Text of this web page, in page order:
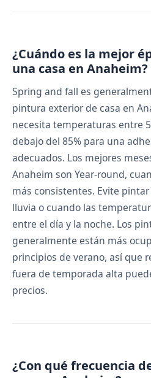
¿Cuándo es la mejor
una casa en Anaheim?
Spring and fall es
pintura exterior de casa en
necesita temperaturas entre
debajo del 85% para una
adecuados. Los mejores
Anaheim son Year-round,
más consistentes. Evite
lluvia o cuando las
entre el día y la noche. Los
generalmente están más
principios de verano, así que
fuera de temporada alta
precios.
¿Con qué frecuencia